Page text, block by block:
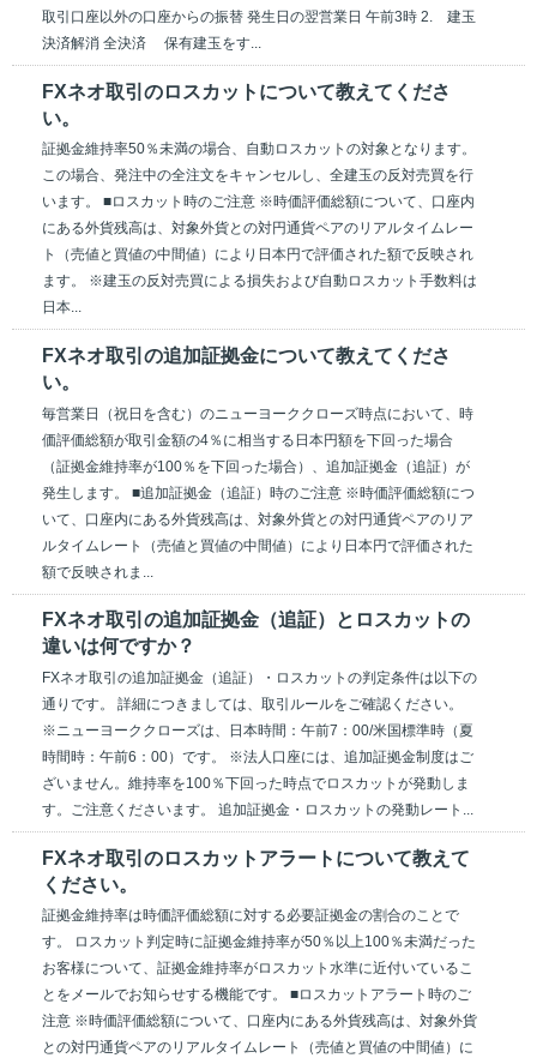
取引口座以外の口座からの振替 発生日の翌営業日 午前3時 2. 建玉
決済解消 全決済 保有建玉をす...
FXネオ取引のロスカットについて教えてくださ
い。
証拠金維持率50％未満の場合、自動ロスカットの対象となります。
この場合、発注中の全注文をキャンセルし、全建玉の反対売買を行
います。 ■ロスカット時のご注意 ※時価評価総額について、口座内
にある外貨残高は、対象外貨との対円通貨ペアのリアルタイムレー
ト（売値と買値の中間値）により日本円で評価された額で反映され
ます。 ※建玉の反対売買による損失および自動ロスカット手数料は
日本...
FXネオ取引の追加証拠金について教えてくださ
い。
毎営業日（祝日を含む）のニューヨーククローズ時点において、時
価評価総額が取引金額の4％に相当する日本円額を下回った場合
（証拠金維持率が100％を下回った場合）、追加証拠金（追証）が
発生します。 ■追加証拠金（追証）時のご注意 ※時価評価総額につ
いて、口座内にある外貨残高は、対象外貨との対円通貨ペアのリア
ルタイムレート（売値と買値の中間値）により日本円で評価された
額で反映されま...
FXネオ取引の追加証拠金（追証）とロスカットの
違いは何ですか？
FXネオ取引の追加証拠金（追証）・ロスカットの判定条件は以下の
通りです。 詳細につきましては、取引ルールをご確認ください。
※ニューヨーククローズは、日本時間：午前7：00/米国標準時（夏
時間時：午前6：00）です。 ※法人口座には、追加証拠金制度はご
ざいません。維持率を100％下回った時点でロスカットが発動しま
す。ご注意くださいます。 追加証拠金・ロスカットの発動レート...
FXネオ取引のロスカットアラートについて教えて
ください。
証拠金維持率は時価評価総額に対する必要証拠金の割合のことで
す。 ロスカット判定時に証拠金維持率が50％以上100％未満だった
お客様について、証拠金維持率がロスカット水準に近付いているこ
とをメールでお知らせする機能です。 ■ロスカットアラート時のご
注意 ※時価評価総額について、口座内にある外貨残高は、対象外貨
との対円通貨ペアのリアルタイムレート（売値と買値の中間値）に